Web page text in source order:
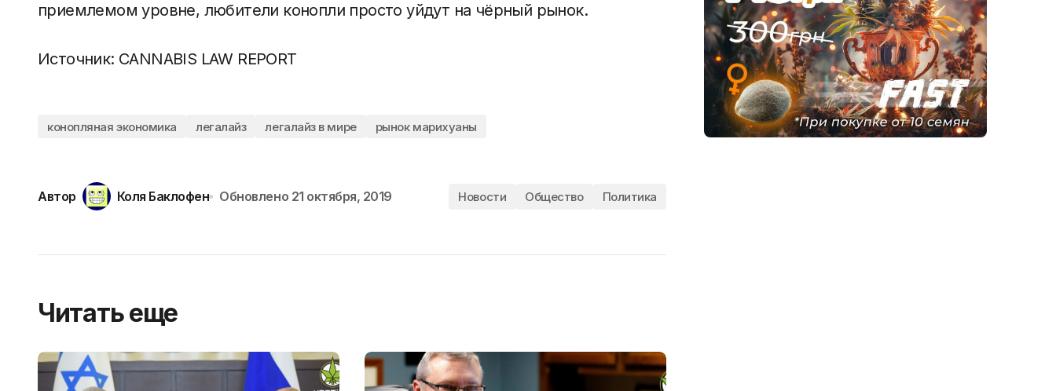
приемлемом уровне, любители конопли просто уйдут на чёрный рынок.
Источник: CANNABIS LAW REPORT
конопляная экономика легалайз легалайз в мире рынок марихуаны
Автор Коля Баклофен Обновлено 21 октября, 2019 Новости Общество Политика
Читать еще